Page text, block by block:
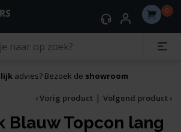
0
advies? Bezoek de showroom
‹ Vorig product | Volgend product ›
Blauw Topcon lang